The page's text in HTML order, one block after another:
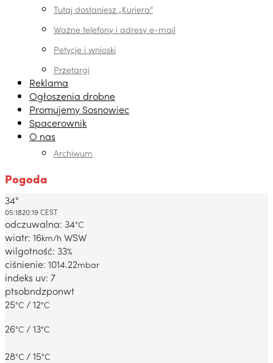
Tutaj dostaniesz „Kuriera”
Ważne telefony i adresy e-mail
Petycje i wnioski
Przetargi
Reklama
Ogłoszenia drobne
Promujemy Sosnowiec
Spacerownik
O nas
Archiwum
Pogoda
Dabrowa Gornicza, PL
34°
05:1820:19 CEST
odczuwalna: 34°C
wiatr: 16km/h WSW
wilgotność: 33%
ciśnienie: 1014.22mbar
indeks uv: 7
ptsobndzponwt
25°C / 12°C
26°C / 13°C
28°C / 15°C